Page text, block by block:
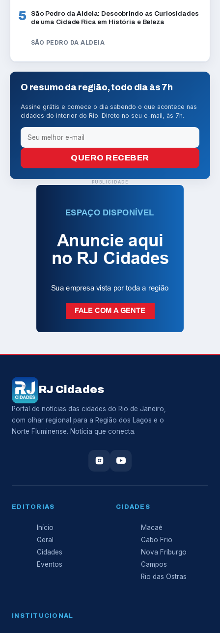
5
São Pedro da Aldeia: Descobrindo as Curiosidades
de uma Cidade Rica em História e Beleza
SÃO PEDRO DA ALDEIA
O resumo da região, todo dia às 7h
Assine grátis e comece o dia sabendo o que acontece nas
cidades do interior do Rio. Direto no seu e-mail, às 7h.
QUERO RECEBER
PUBLICIDADE
RJ Cidades
Portal de notícias das cidades do Rio de Janeiro,
com olhar regional para a Região dos Lagos e o
Norte Fluminense. Notícia que conecta.
EDITORIAS
Início
Geral
Cidades
Eventos
CIDADES
Macaé
Cabo Frio
Nova Friburgo
Campos
Rio das Ostras
INSTITUCIONAL